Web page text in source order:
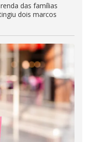
das famílias
dois marcos